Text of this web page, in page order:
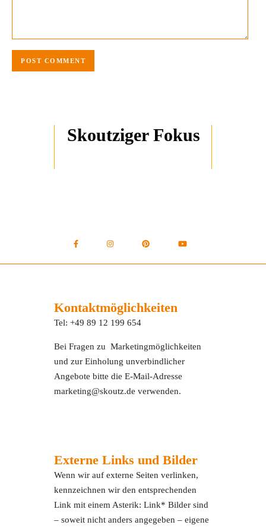
Skoutziger Fokus
Kontaktmöglichkeiten
Tel: +49 89 12 199 654
Bei Fragen zu Marketingmöglichkeiten
und zur Einholung unverbindlicher
Angebote bitte die E-Mail-Adresse
marketing@skoutz.de verwenden.
Externe Links und Bilder
Wenn wir auf externe Seiten verlinken,
kennzeichnen wir den entsprechenden
Link mit einem Asterik: Link* Bilder sind
– soweit nicht anders angegeben – eigene